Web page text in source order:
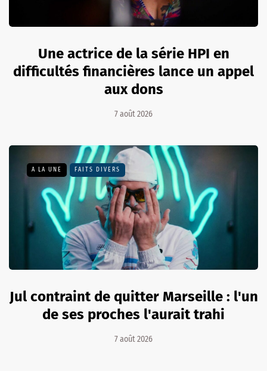
Une actrice de la série HPI en
difficultés financières lance un appel
aux dons
7 août 2026
A LA UNE FAITS DIVERS
Jul contraint de quitter Marseille : l'un
de ses proches l'aurait trahi
7 août 2026